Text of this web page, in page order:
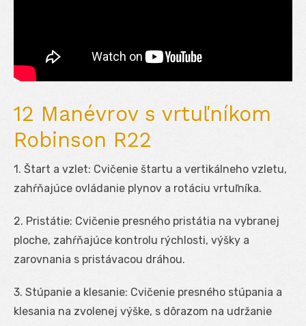
12 Manévrov s vrtuľníkom
Robinson R22
1. Štart a vzlet: Cvičenie štartu a vertikálneho vzletu,
zahŕňajúce ovládanie plynov a rotáciu vrtuľníka.
2. Pristátie: Cvičenie presného pristátia na vybranej
ploche, zahŕňajúce kontrolu rýchlosti, výšky a
zarovnania s pristávacou dráhou.
3. Stúpanie a klesanie: Cvičenie presného stúpania a
klesania na zvolenej výške, s dôrazom na udržanie